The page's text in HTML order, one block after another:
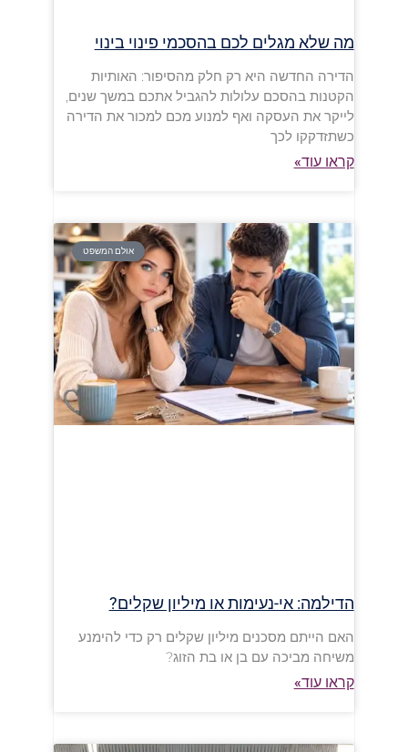
מה שלא מגלים לכם בהסכמי פינוי בינוי
הדירה החדשה היא רק חלק מהסיפור: האותיות
הקטנות בהסכם עלולות להגביל אתכם במשך שנים,
לייקר את העסקה ואף למנוע מכם למכור את הדירה
כשתזדקקו לכך
קראו עוד»
אולם המשפט
הדילמה: אי-נעימות או מיליון שקלים?
האם הייתם מסכנים מיליון שקלים רק כדי להימנע
משיחה מביכה עם בן או בת הזוג?
קראו עוד»